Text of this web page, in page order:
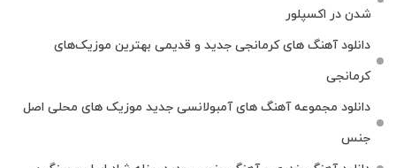
شدن در اکسپلور
دانلود آهنگ‌ های کرمانجی جدید و قدیمی بهترین موزیک‌های
کرمانجی
دانلود مجموعه آهنگ های آمبولانسی جدید موزیک های محلی اصل
جنس